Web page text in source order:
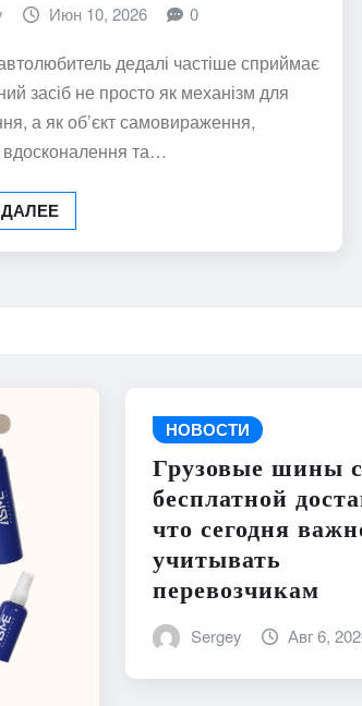
Июн 10, 2026 0
дедалі частіше сприймає
засіб не просто як механізм для
а як об’єкт самовираження,
вдосконалення та…
НОВОСТИ
Грузовые шины с
бесплатной
что сегодня
учитывать
перевозчикам
Sergey Авг 6,